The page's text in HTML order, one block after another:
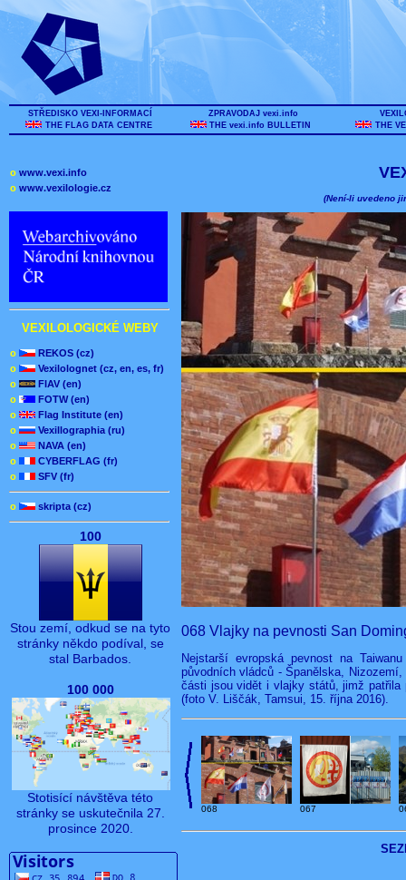
STŘEDISKO VEXI-INFORMACÍ
THE FLAG DATA CENTRE
ZPRAVODAJ vexi.info
THE vexi.info BULLETIN
THE
o www.vexi.info
o www.vexilologie.cz
VEXILOLOGICKÉ WEBY
o
REKOS (cz)
o
Vexilolognet (cz, en, es, fr)
o
FIAV (en)
o
FOTW (en)
o
Flag Institute (en)
o
Vexillographia (ru)
o
NAVA (en)
o
CYBERFLAG (fr)
o
SFV (fr)
o skripta (cz)
100
Stou zemí, odkud se na tyto
stránky někdo podíval, se
stal Barbados.
100 000
Stotisící návštěva této
stránky se uskutečnila 27.
prosince 2020.
(Není-li uvedeno
068 Vlajky na pevnosti San
Nejstarší evropská pevnost na
původních vládců - Španělska,
části jsou vidět i vlajky států, jimž patřila
(foto V. Liščák, Tamsui, 15. října 2016).
068 067